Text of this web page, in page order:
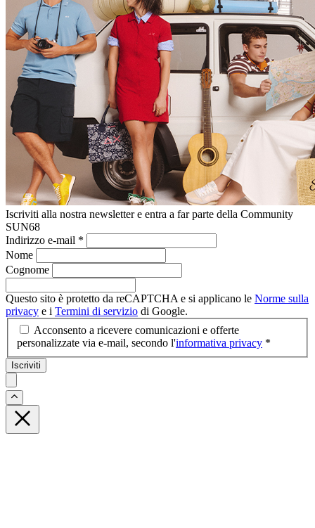
Iscriviti alla nostra newsletter e entra a far parte della Community
SUN68
Indirizzo e-mail *
Nome
Cognome
Questo sito è protetto da reCAPTCHA e si applicano le Norme sulla
privacy e i Termini di servizio di Google.
Acconsento a ricevere comunicazioni e offerte
personalizzate via e-mail, secondo l'informativa privacy *
Iscriviti